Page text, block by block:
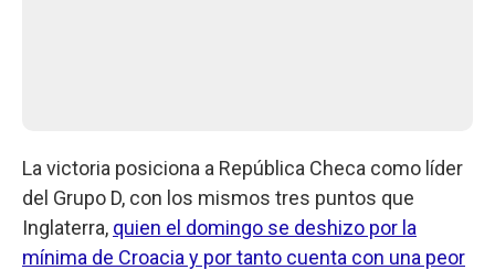
La victoria posiciona a República Checa como líder
del Grupo D, con los mismos tres puntos que
Inglaterra, quien el domingo se deshizo por la
mínima de Croacia y por tanto cuenta con una peor